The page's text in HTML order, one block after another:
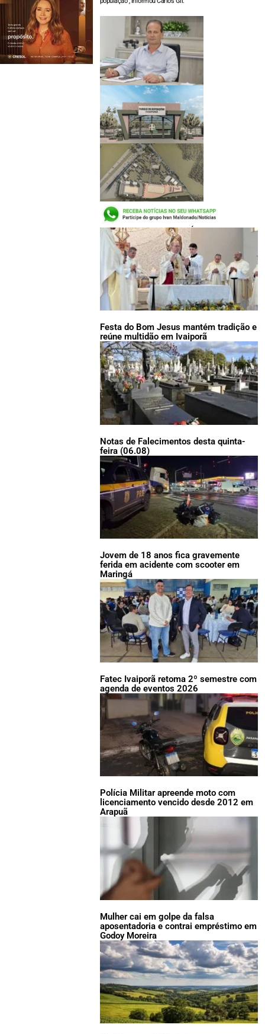
LEIA TAMBÉM:
Festa do Bom Jesus mantém tradição e
reúne multidão em Ivaiporã
Notas de Falecimentos desta quinta-
feira (06.08)
Jovem de 18 anos fica gravemente
ferida em acidente com scooter em
Maringá
Fatec Ivaiporã retoma 2º semestre com
agenda de eventos 2026
Polícia Militar apreende moto com
licenciamento vencido desde 2012 em
Arapuã
Mulher cai em golpe da falsa
aposentadoria e contrai empréstimo em
Godoy Moreira